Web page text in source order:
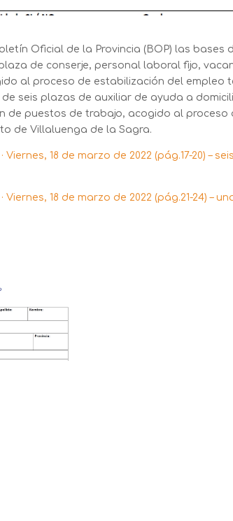
Oficial de la Provincia (BOP) las
de conserje, personal laboral fijo,
al proceso de estabilización del empleo
seis plazas de auxiliar de ayuda a
de puestos de trabajo, acogido al proceso
de Villaluenga de la Sagra.
Viernes, 18 de marzo de 2022 (pág.17-20) –
Viernes, 18 de marzo de 2022 (pág.21-24) –